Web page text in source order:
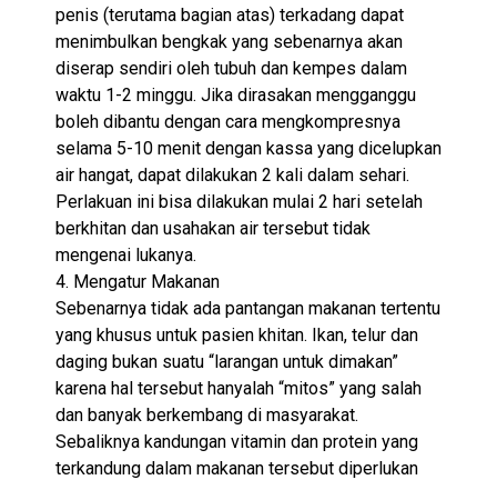
penis (terutama bagian atas) terkadang dapat
menimbulkan bengkak yang sebenarnya akan
diserap sendiri oleh tubuh dan kempes dalam
waktu 1-2 minggu. Jika dirasakan mengganggu
boleh dibantu dengan cara mengkompresnya
selama 5-10 menit dengan kassa yang dicelupkan
air hangat, dapat dilakukan 2 kali dalam sehari.
Perlakuan ini bisa dilakukan mulai 2 hari setelah
berkhitan dan usahakan air tersebut tidak
mengenai lukanya.
4. Mengatur Makanan
Sebenarnya tidak ada pantangan makanan tertentu
yang khusus untuk pasien khitan. Ikan, telur dan
daging bukan suatu “larangan untuk dimakan”
karena hal tersebut hanyalah “mitos” yang salah
dan banyak berkembang di masyarakat.
Sebaliknya kandungan vitamin dan protein yang
terkandung dalam makanan tersebut diperlukan